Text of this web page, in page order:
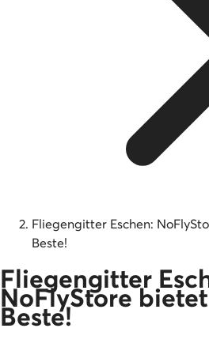
Fliegengitter Eschen:
Beste!
Fliegengitter
NoFlyStore
Beste!